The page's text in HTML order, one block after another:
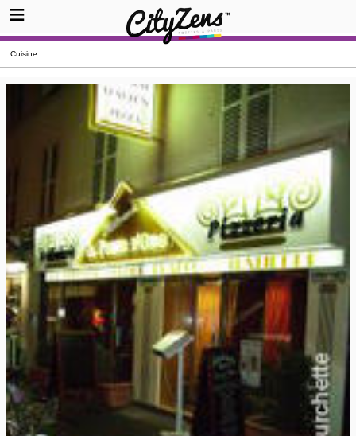
Cuisine :